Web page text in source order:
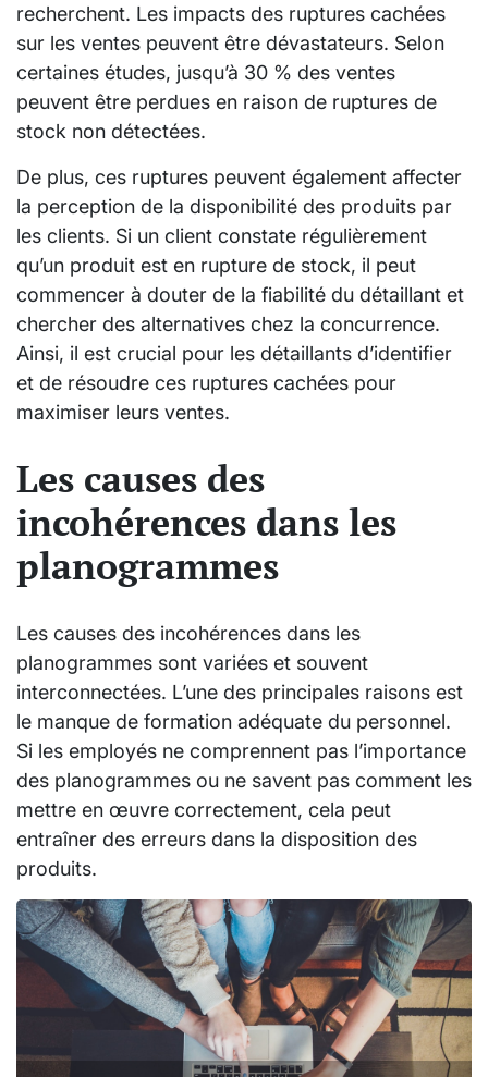
recherchent. Les impacts des ruptures cachées
sur les ventes peuvent être dévastateurs. Selon
certaines études, jusqu’à 30 % des ventes
peuvent être perdues en raison de ruptures de
stock non détectées.
De plus, ces ruptures peuvent également affecter
la perception de la disponibilité des produits par
les clients. Si un client constate régulièrement
qu’un produit est en rupture de stock, il peut
commencer à douter de la fiabilité du détaillant et
chercher des alternatives chez la concurrence.
Ainsi, il est crucial pour les détaillants d’identifier
et de résoudre ces ruptures cachées pour
maximiser leurs ventes.
Les causes des
incohérences dans les
planogrammes
Les causes des incohérences dans les
planogrammes sont variées et souvent
interconnectées. L’une des principales raisons est
le manque de formation adéquate du personnel.
Si les employés ne comprennent pas l’importance
des planogrammes ou ne savent pas comment les
mettre en œuvre correctement, cela peut
entraîner des erreurs dans la disposition des
produits.